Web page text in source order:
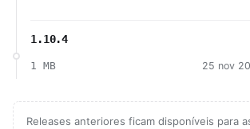
1.10.4
1 MB 25 nov
Releases anteriores ficam disponíveis para